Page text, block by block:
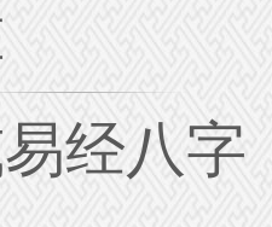
经八字